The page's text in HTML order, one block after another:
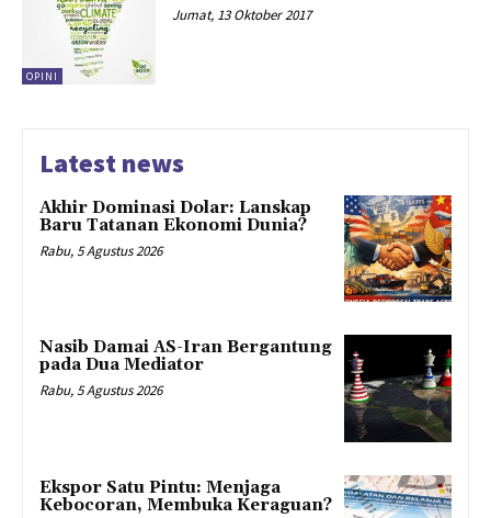
OPINI
Jumat, 13 Oktober 2017
Latest news
Akhir Dominasi Dolar: Lanskap
Baru Tatanan Ekonomi Dunia?
Rabu, 5 Agustus 2026
Nasib Damai AS-Iran Bergantung
pada Dua Mediator
Rabu, 5 Agustus 2026
Ekspor Satu Pintu: Menjaga
Kebocoran, Membuka Keraguan?